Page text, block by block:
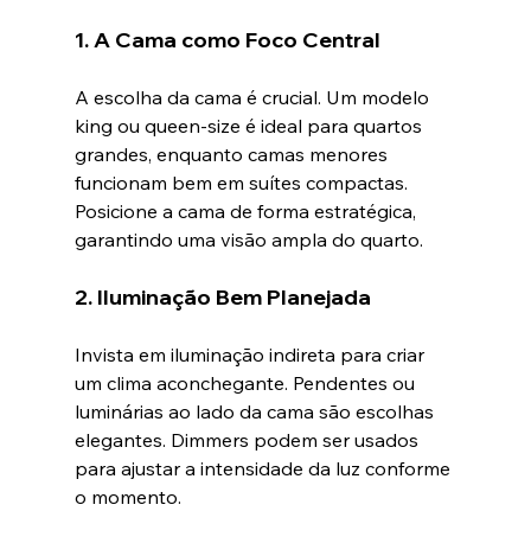
1. A Cama como Foco Central
A escolha da cama é crucial. Um modelo
king ou queen-size é ideal para quartos
grandes, enquanto camas menores
funcionam bem em suítes compactas.
Posicione a cama de forma estratégica,
garantindo uma visão ampla do quarto.
2. Iluminação Bem Planejada
Invista em iluminação indireta para criar
um clima aconchegante. Pendentes ou
luminárias ao lado da cama são escolhas
elegantes. Dimmers podem ser usados
para ajustar a intensidade da luz conforme
o momento.